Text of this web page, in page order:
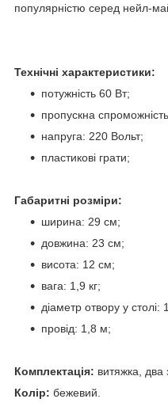
популярністю серед нейл-
Технічні характеристики:
потужність 60 Вт;
пропускна
напруга: 220 Вольт;
пластикові грати;
Габаритні розміри:
ширина: 29 см;
довжина: 23 см;
висота: 12 см;
вага: 1,9 кг;
діаметр отвору у столі:
провід: 1,8 м;
Комплектація: витяжка, два
Колір: бежевий.